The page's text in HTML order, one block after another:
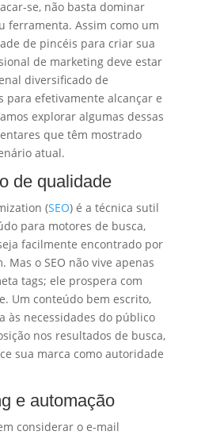
se, não basta dominar
ferramenta. Assim como um
de pincéis para criar sua
de marketing deve estar
diversificado de
para efetivamente alcançar e
explorar algumas dessas
que têm mostrado
atual.
de qualidade
(SEO) é a técnica sutil
para motores de busca,
facilmente encontrado por
o SEO não vive apenas
tags; ele prospera com
Um conteúdo bem escrito,
às necessidades do público
nos resultados de busca,
sua marca como autoridade
e automação
considerar o e-mail